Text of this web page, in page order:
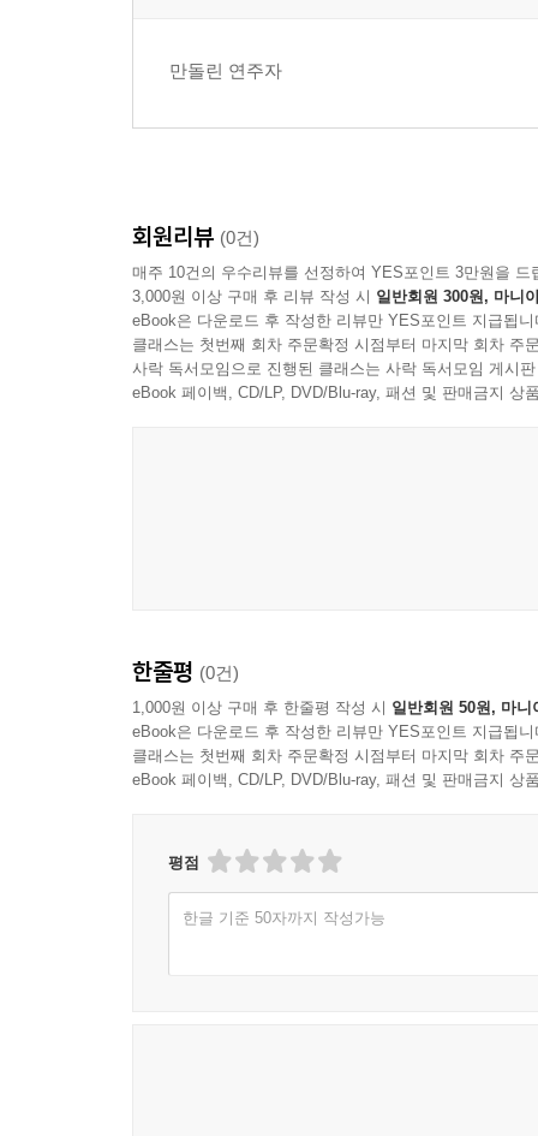
만돌린 연주자
회원리뷰 (0건)
매주 10건의 우수리뷰를 선정하여 YES포인트 3만원을 드
3,000원 이상 구매 후 리뷰 작성 시 일반회원 300원, 마니
eBook은 다운로드 후 작성한 리뷰만 YES포인트 지급됩니
클래스는 첫번째 회차 주문확정 시점부터 마지막 회차 주
사락 독서모임으로 진행된 클래스는 사락 독서모임 게시
eBook 페이백, CD/LP, DVD/Blu-ray, 패션 및 판매금지 상
한줄평 (0건)
1,000원 이상 구매 후 한줄평 작성 시 일반회원 50원, 마니
eBook은 다운로드 후 작성한 리뷰만 YES포인트 지급됩니
클래스는 첫번째 회차 주문확정 시점부터 마지막 회차 주
eBook 페이백, CD/LP, DVD/Blu-ray, 패션 및 판매금지 상
평점
한글 기준 50자까지 작성가능